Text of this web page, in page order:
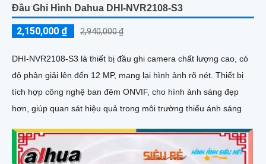
Đầu Ghi Hình Dahua DHI-NVR2108-S3
2,150,000 ₫ 2,940,000 ₫
DHI-NVR2108-S3 là thiết bị đầu ghi camera chất lượng cao, có
độ phân giải lên đến 12 MP, mang lại hình ảnh rõ nét. Thiết bị
tích hợp công nghệ ban đêm ONVIF, cho hình ảnh sáng đẹp
hơn, giúp quan sát hiệu quả trong môi trường thiếu ánh sáng